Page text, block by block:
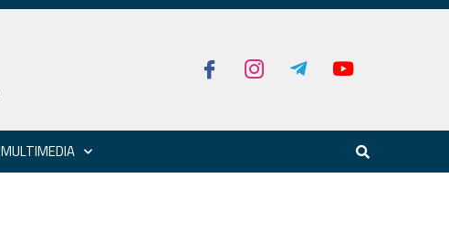
MULTIMEDIA